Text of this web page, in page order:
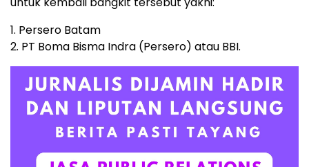
1. Persero Batam
2. PT Boma Bisma Indra (Persero) atau BBI.